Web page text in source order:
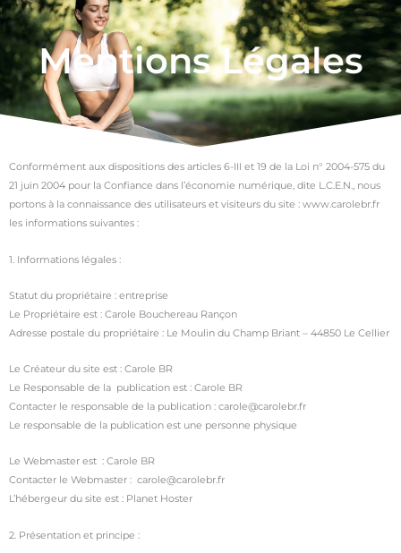
Mentions Légales
Conformément aux dispositions des articles 6-III et 19 de la Loi n° 2004-575 du
21 juin 2004 pour la Confiance dans l’économie numérique, dite L.C.E.N., nous
portons à la connaissance des utilisateurs et visiteurs du site : www.carolebr.fr
les informations suivantes :
1. Informations légales :
Statut du propriétaire : entreprise
Le Propriétaire est : Carole Bouchereau Rançon
Adresse postale du propriétaire : Le Moulin du Champ Briant – 44850 Le Cellier
Le Créateur du site est : Carole BR
Le Responsable de la publication est : Carole BR
Contacter le responsable de la publication : carole@carolebr.fr
Le responsable de la publication est une personne physique
Le Webmaster est : Carole BR
Contacter le Webmaster : carole@carolebr.fr
L’hébergeur du site est : Planet Hoster
2. Présentation et principe :